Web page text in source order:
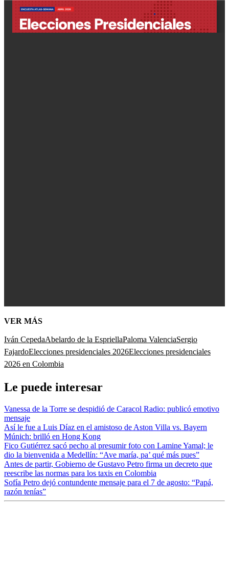
VER MÁS
Iván CepedaAbelardo de la EspriellaPaloma ValenciaSergio
FajardoElecciones presidenciales 2026Elecciones presidenciales
2026 en Colombia
Le puede interesar
Vanessa de la Torre se despidió de Caracol Radio: publicó emotivo
mensaje
Así le fue a Luis Díaz en el amistoso de Aston Villa vs. Bayern
Múnich: brilló en Hong Kong
Fico Gutiérrez sacó pecho al presumir foto con Lamine Yamal; le
dio la bienvenida a Medellín: “Ave maría, pa’ qué más pues”
Antes de partir, Gobierno de Gustavo Petro firma un decreto que
reescribe las normas para los taxis en Colombia
Sofía Petro dejó contundente mensaje para el 7 de agosto: “Papá,
razón tenías”